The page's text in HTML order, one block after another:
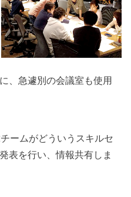
、急遽別の会議室も使用
ームがどういうスキルセ
表を行い、情報共有しま